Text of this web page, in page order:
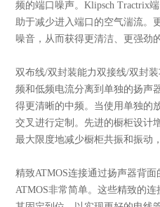
频的端口噪声。Klipsch Tractrix
助于减少进入端口的空气湍流。
噪音，从而获得更清洁、更强劲
双布线/双封装能力双接线/双封
频和低频电流分离到单独的扬声
得更清晰的中频。当使用单独的
交叉进行定制。先进的橱柜设计
最大限度地减少橱柜共振和振动
精致ATMOS连接通过扬声器背
ATMOS非常简单。这些精致的